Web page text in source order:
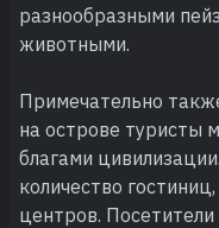
разнообразными
животными.
Примечательно
на острове туристы
благами
количество
центров.